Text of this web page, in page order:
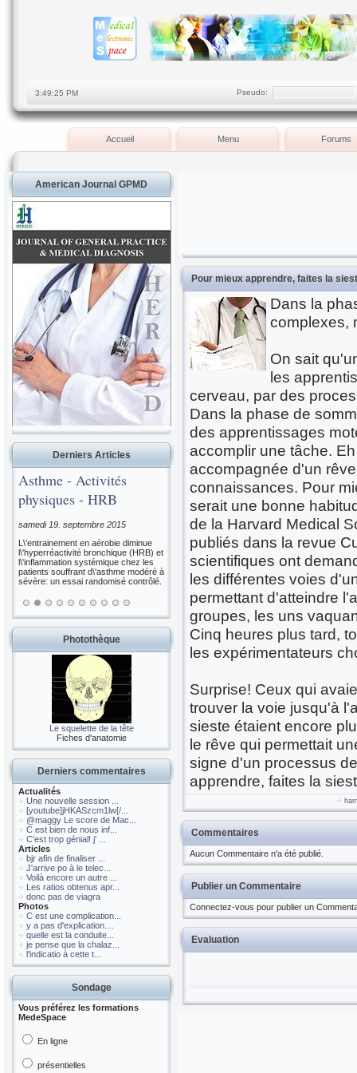
Pseudo:
Accueil Menu Forums
American Journal GPMD
Derniers Articles
Asthme - Activités
physiques - HRB
samedi 19. septembre 2015
L\'entrainement en aérobie diminue
l\'hyperréactivité bronchique (HRB) et
l\'inflammation systémique chez les
patients souffrant d\'asthme modéré à
sévère: un essai randomisé contrôlé.
Photothèque
Le squelette de la tête
Fiches d'anatomie
Derniers commentaires
Actualités
Une nouvelle session ...
[youtube]jHKASzcm1lw[/...
@maggy Le score de Mac...
C est bien de nous inf...
C'est trop génial! j' ...
Articles
bjr afin de finaliser ...
J'arrive po à le telec...
Voilà encore un autre ...
Les ratios obtenus apr...
donc pas de viagra
Photos
C est une complication...
y a pas d'explication....
quelle est la conduite...
je pense que la chalaz...
l'indicatio à cette t...
Sondage
Vous préférez les formations
MedeSpace
En ligne
présentielles
Pour mieux apprendre, faites la
Dans la
complexes,
On sait
les
cerveau, par des
Dans la phase de
des apprentissages
accomplir une tâche.
accompagnée d'un
connaissances. Pour
serait une bonne
de la Harvard Medical
publiés dans la revue
scientifiques ont
les différentes voies
permettant d'atteindre
groupes, les uns
Cinq heures plus tard,
les expérimentateurs
Surprise! Ceux qui
trouver la voie jusqu'à
sieste étaient encore
le rêve qui permettait
signe d'un processus
apprendre, faites la
Commentaires
Aucun Commentaire n'a été publié.
Publier un Commentaire
Connectez-vous pour publier un
Evaluation